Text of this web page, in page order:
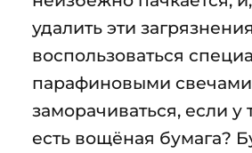
удалить эти
воспользоваться
парафиновыми
заморачиваться, если у
есть вощёная бумага?